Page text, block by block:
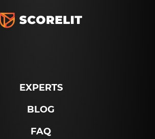
EXPERTS
BLOG
FAQ